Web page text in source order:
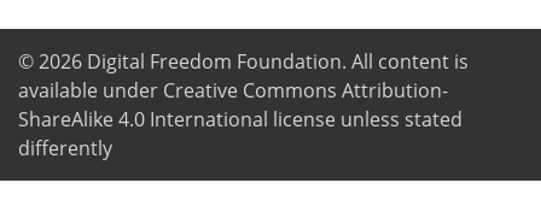
© 2026 Digital Freedom Foundation. All content is
available under Creative Commons Attribution-
ShareAlike 4.0 International license unless stated
differently